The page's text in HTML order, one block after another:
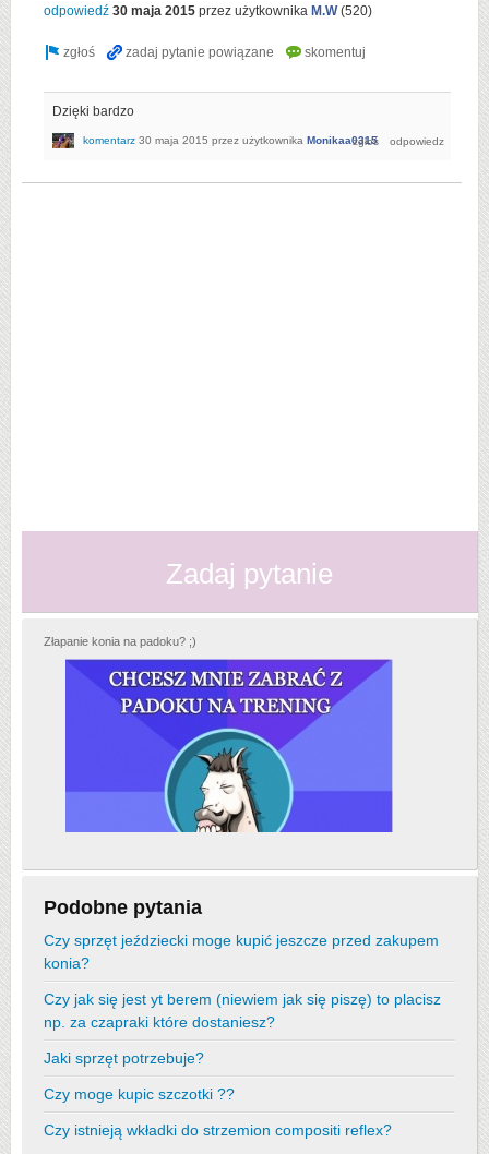
odpowiedź 30 maja 2015 przez użytkownika M.W (520)
Dzięki bardzo
komentarz 30 maja 2015 przez użytkownika Monikaa0315
Zadaj pytanie
Złapanie konia na padoku? ;)
Podobne pytania
Czy sprzęt jeździecki moge kupić jeszcze przed zakupem
konia?
Czy jak się jest yt berem (niewiem jak się piszę) to placisz
np. za czapraki które dostaniesz?
Jaki sprzęt potrzebuje?
Czy moge kupic szczotki ??
Czy istnieją wkładki do strzemion compositi reflex?